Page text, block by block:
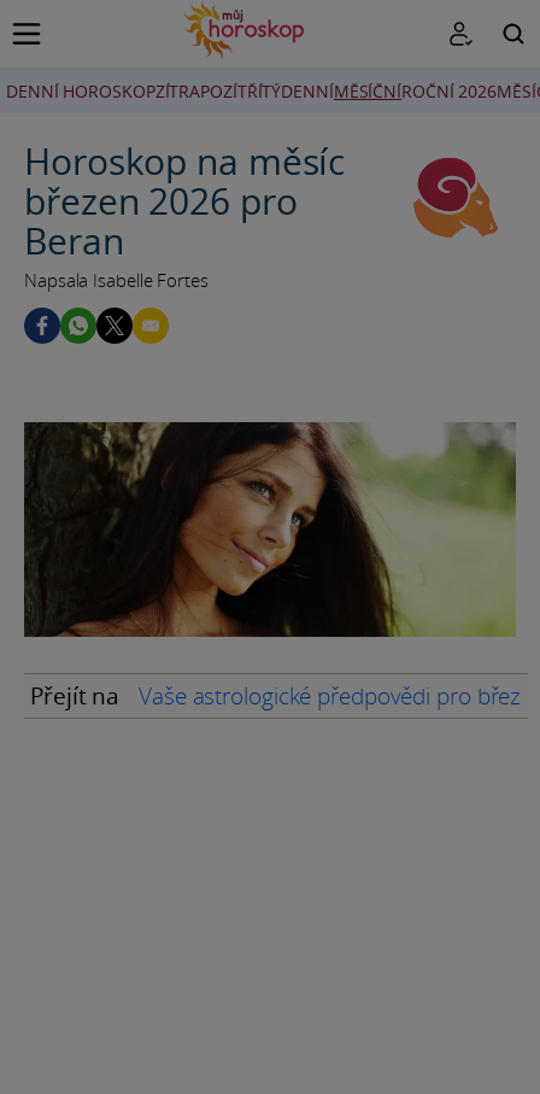
DENNÍ HOROSKOPZÍTRAPOZÍTŘÍTÝDENNÍMĚSÍČNÍROČNÍ 2026
Horoskop na měsíc
březen 2026 pro
Beran
Napsala Isabelle Fortes
Přejít na Vaše astrologické předpovědi pro